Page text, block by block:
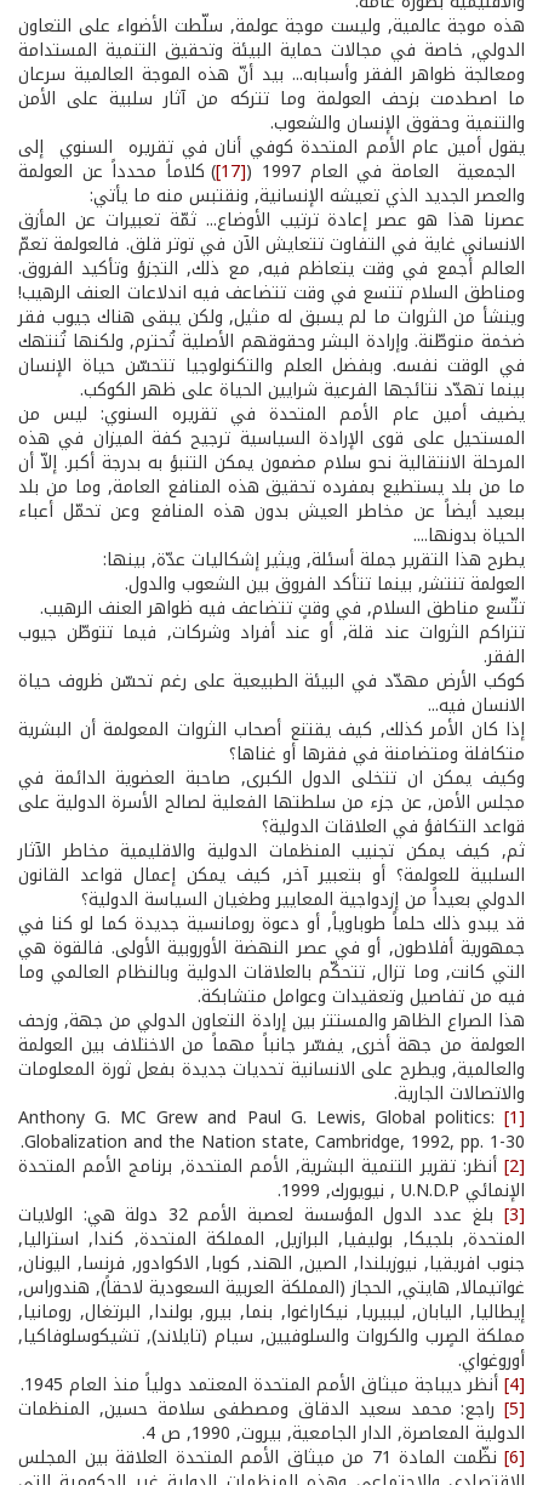
هذه موجة عالمية, وليست موجة عولمة, سلّطت الأضواء على التعاون
الدولي, خاصة في مجالات حماية البيئة وتحقيق التنمية المستدامة
ومعالجة ظواهر الفقر وأسبابه... بيد أنّ هذه الموجة العالمية سرعان
ما اصطدمت بزحف العولمة وما تتركه من آثار سلبية على الأمن
والتنمية وحقوق الإنسان والشعوب.
يقول أمين عام الأمم المتحدة كوفي أنان في تقريره السنوي إلى
الجمعية العامة في العام 1997 ( [17] ) كلاماً محدداً عن العولمة
والعصر الجديد الذي تعيشه الإنسانية, ونقتبس منه ما يأتي:
عصرنا هذا هو عصر إعادة ترتيب الأوضاع... ثمّة تعبيرات عن المأزق
الانساني غاية في التفاوت تتعايش الآن في توتر قلق. فالعولمة تعمّ
العالم أجمع في وقت يتعاظم فيه, مع ذلك, التجزؤ وتأكيد الفروق.
ومناطق السلام تتسع في وقت تتضاعف فيه اندلاعات العنف الرهيب!
وينشأ من الثروات ما لم يسبق له مثيل, ولكن يبقى هناك جيوب فقر
ضخمة متوطّنة. وإرادة البشر وحقوقهم الأصلية تُحترم, ولكنها تُنتهك
في الوقت نفسه. وبفضل العلم والتكنولوجيا تتحسّن حياة الإنسان
بينما تهدّد نتائجها الفرعية شرايين الحياة على ظهر الكوكب.
يضيف أمين عام الأمم المتحدة في تقريره السنوي: ليس من
المستحيل على قوى الإرادة السياسية ترجيح كفة الميزان في هذه
المرحلة الانتقالية نحو سلام مضمون يمكن التنبؤ به بدرجة أكبر. إلاّ أن
ما من بلد يستطيع بمفرده تحقيق هذه المنافع العامة, وما من بلد
ببعيد أيضاً عن مخاطر العيش بدون هذه المنافع وعن تحمّل أعباء
الحياة بدونها....
يطرح هذا التقرير جملة أسئلة, ويثير إشكاليات عدّة, بينها:
العولمة تنتشر, بينما تتأكد الفروق بين الشعوب والدول.
تتّسع مناطق السلام, في وقتٍ تتضاعف فيه ظواهر العنف الرهيب.
تتراكم الثروات عند قلة, أو عند أفراد وشركات, فيما تتوطّن جيوب
الفقر.
كوكب الأرض مهدّد في البيئة الطبيعية على رغم تحسّن ظروف حياة
الانسان فيه...
إذا كان الأمر كذلك, كيف يقتنع أصحاب الثروات المعولمة أن البشرية
متكافلة ومتضامنة في فقرها أو غناها؟
وكيف يمكن ان تتخلى الدول الكبرى, صاحبة العضوية الدائمة في
مجلس الأمن, عن جزء من سلطتها الفعلية لصالح الأسرة الدولية على
قواعد التكافؤ في العلاقات الدولية؟
ثم, كيف يمكن تجنيب المنظمات الدولية والاقليمية مخاطر الآثار
السلبية للعولمة؟ أو بتعبير آخر, كيف يمكن إعمال قواعد القانون
الدولي بعيداً من إزدواجية المعايير وطغيان السياسة الدولية؟
قد يبدو ذلك حلماً طوباوياً, أو دعوة رومانسية جديدة كما لو كنا في
جمهورية أفلاطون, أو في عصر النهضة الأوروبية الأولى. فالقوة هي
التي كانت, وما تزال, تتحكّم بالعلاقات الدولية وبالنظام العالمي وما
فيه من تفاصيل وتعقيدات وعوامل متشابكة.
هذا الصراع الظاهر والمستتر بين إرادة التعاون الدولي من جهة, وزحف
العولمة من جهة أخرى, يفسّر جانباً مهماً من الاختلاف بين العولمة
والعالمية, ويطرح على الانسانية تحديات جديدة بفعل ثورة المعلومات
والاتصالات الجارية.
[1]
Anthony G. MC Grew and Paul G. Lewis, Global politics:
Globalization and the Nation state, Cambridge, 1992, pp. 1-30.
[2] أنظر: تقرير التنمية البشرية, الأمم المتحدة, برنامج الأمم المتحدة
الإنمائي U.N.D.P , نيويورك, 1999.
[3] بلغ عدد الدول المؤسسة لعصبة الأمم 32 دولة هي: الولايات
المتحدة, بلجيكا, بوليفيا, البرازيل, المملكة المتحدة, كندا, استراليا,
جنوب افريقيا, نيوزيلندا, الصين, الهند, كوبا, الاكوادور, فرنسا, اليونان,
غواتيمالا, هايتي, الحجاز (المملكة العربية السعودية لاحقاً), هندوراس,
إيطاليا, اليابان, ليبيريا, نيكاراغوا, بنما, بيرو, بولندا, البرتغال, رومانيا,
مملكة الصٍرب والكروات والسلوفيين, سيام (تايلاند), تشيكوسلوفاكيا,
أوروغواي.
[4] أنظر ديباجة ميثاق الأمم المتحدة المعتمد دولياً منذ العام 1945.
[5] راجع: محمد سعيد الدقاق ومصطفى سلامة حسين, المنظمات
الدولية المعاصرة, الدار الجامعية, بيروت, 1990, ص 4.
[6] نظّمت المادة 71 من ميثاق الأمم المتحدة العلاقة بين المجلس